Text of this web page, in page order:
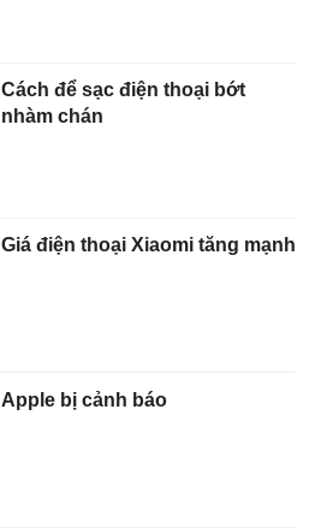
Cách để sạc điện thoại bớt
nhàm chán
Giá điện thoại Xiaomi tăng mạnh
Apple bị cảnh báo